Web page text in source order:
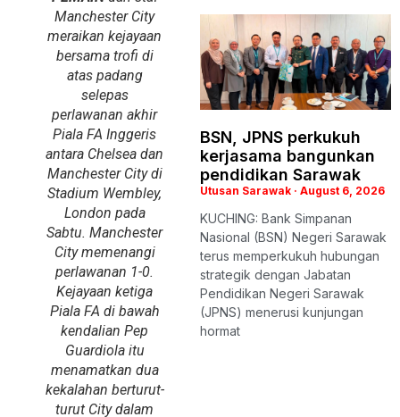
Manchester City
meraikan kejayaan
bersama trofi di
atas padang
selepas
perlawanan akhir
Piala FA Inggeris
antara Chelsea dan
Manchester City di
Stadium Wembley,
London pada
Sabtu. Manchester
City memenangi
perlawanan 1-0.
Kejayaan ketiga
Piala FA di bawah
kendalian Pep
Guardiola itu
menamatkan dua
kekalahan berturut-
turut City dalam
BSN, JPNS perkukuh
kerjasama bangunkan
pendidikan Sarawak
Utusan Sarawak August 6, 2026
KUCHING: Bank Simpanan
Nasional (BSN) Negeri Sarawak
terus memperkukuh hubungan
strategik dengan Jabatan
Pendidikan Negeri Sarawak
(JPNS) menerusi kunjungan
hormat